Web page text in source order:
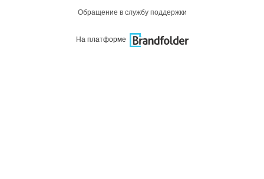
Обращение в службу поддержки
На платформе